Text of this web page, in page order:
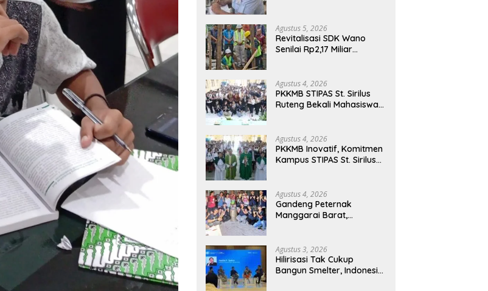
Dasar Peserta Didik
Agustus 5, 2026
Revitalisasi SDK Wano
Senilai Rp2,17 Miliar
Pendidikan di Manggarai
Timur
Agustus 4, 2026
PKKMB STIPAS St. Sirilus
Ruteng Bekali Mahasiswa
Organisasi
Agustus 4, 2026
PKKMB Inovatif, Komitmen
Kampus STIPAS St. Sirilus
Agustus 4, 2026
Gandeng Peternak
Manggarai Barat,
Pakan Fermentasi
Agustus 3, 2026
Hilirisasi Tak Cukup
Bangun Smelter, Indonesia